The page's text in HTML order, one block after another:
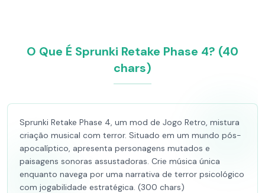
O Que É Sprunki Retake Phase 4? (40
chars)
Sprunki Retake Phase 4, um mod de Jogo Retro, mistura
criação musical com terror. Situado em um mundo pós-
apocalíptico, apresenta personagens mutados e
paisagens sonoras assustadoras. Crie música única
enquanto navega por uma narrativa de terror psicológico
com jogabilidade estratégica. (300 chars)